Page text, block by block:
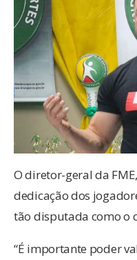
O diretor-geral da
dedicação dos
tão disputada como o
“É importante poder